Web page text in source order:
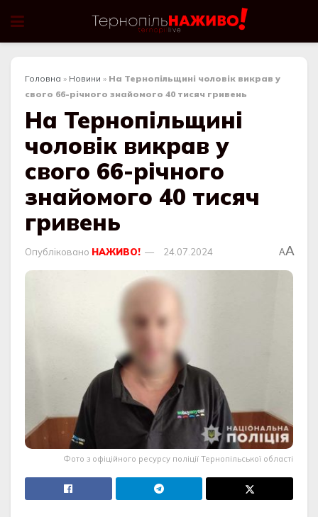
Головна » Новини » На Тернопільщині чоловік викрав у
свого 66-річного знайомого 40 тисяч гривень
На Тернопільщині
чоловік викрав у
свого 66-річного
знайомого 40 тисяч
гривень
Опубліковано НАЖИВО! 24.07.2024 AA
Фото з офіційного ресурсу поліції Тернопільської області